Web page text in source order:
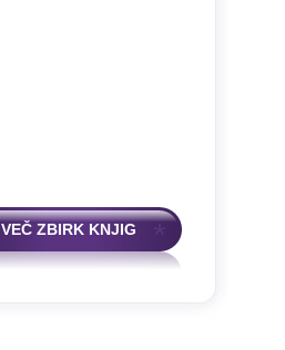
VEČ ZBIRK KNJIG